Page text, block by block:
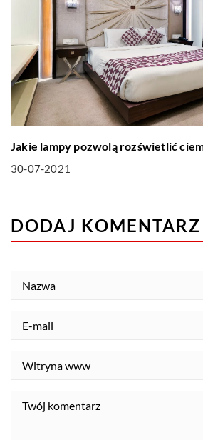
Jakie lampy pozwolą rozświetlić
30-07-2021
DODAJ KOMENTARZ